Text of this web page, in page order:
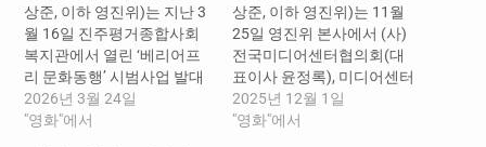
상준, 이하 영진위)는 지난 3
월 16일 진주평거종합사회
복지관에서 열린 ‘베리어프
리 문화동행’ 시범사업 발대
식에 참석해 장애인 영화 접
근성 확대를 위한 협력 의지
2026년 3월 24일
"영화"에서
상준, 이하 영진위)는 11월
25일 영진위 본사에서 (사)
전국미디어센터협의회(대
표이사 윤정록), 미디어센터
내일(대표 김민재), 전주시
민미디어센터(대표 최성은)
2025년 12월 1일
"영화"에서